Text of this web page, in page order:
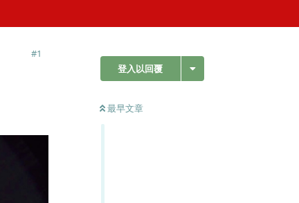
登入以回覆
最早文章
#1